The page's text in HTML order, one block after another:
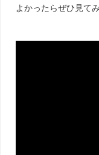
よかったらぜひ見て